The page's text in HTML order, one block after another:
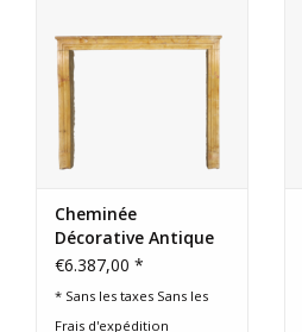
Cheminée
Décorative Antique
Originale En Pierre
€6.387,00 *
* Sans les taxes Sans les
Frais d'expédition